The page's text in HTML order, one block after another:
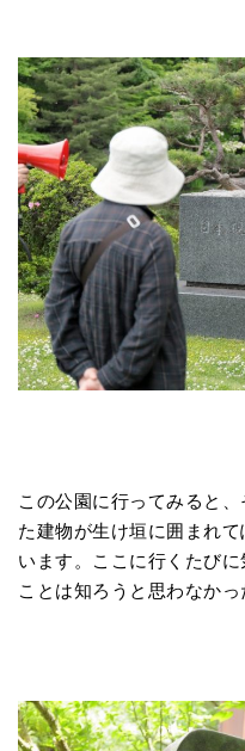
この公園に行ってみると
た建物が生け垣に囲まれ
います。ここに行くたび
ことは知ろうと思わなかっ